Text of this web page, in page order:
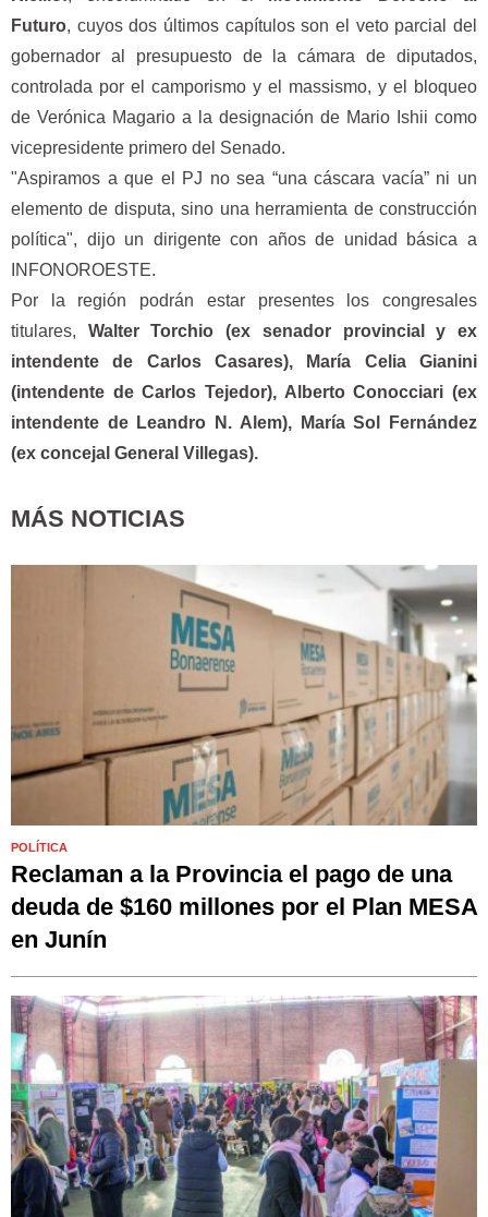
Futuro, cuyos dos últimos capítulos son el veto parcial del
gobernador al presupuesto de la cámara de diputados,
controlada por el camporismo y el massismo, y el bloqueo
de Verónica Magario a la designación de Mario Ishii como
vicepresidente primero del Senado.
"Aspiramos a que el PJ no sea “una cáscara vacía” ni un
elemento de disputa, sino una herramienta de construcción
política", dijo un dirigente con años de unidad básica a
INFONOROESTE.
Por la región podrán estar presentes los congresales
titulares, Walter Torchio (ex senador provincial y ex
intendente de Carlos Casares), María Celia Gianini
(intendente de Carlos Tejedor), Alberto Conocciari (ex
intendente de Leandro N. Alem), María Sol Fernández
(ex concejal General Villegas).
MÁS NOTICIAS
POLÍTICA
Reclaman a la Provincia el pago de una
deuda de $160 millones por el Plan MESA
en Junín